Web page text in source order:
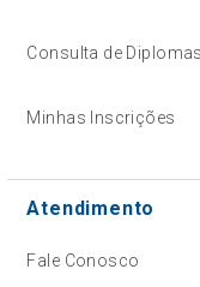
Consulta de Diplomas
Minhas Inscrições
Atendimento
Fale Conosco